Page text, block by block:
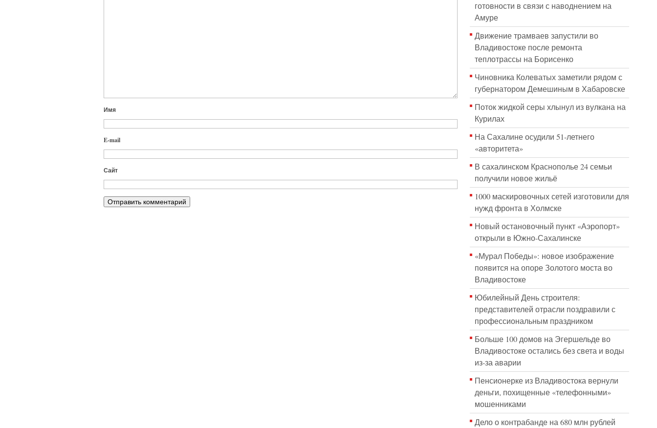
Имя
E-mail
Сайт
готовности в связи с наводнением на
Амуре
Движение трамваев запустили во
Владивостоке после ремонта
теплотрассы на Борисенко
Чиновника Колеватых заметили рядом с
губернатором Демешиным в Хабаровске
Поток жидкой серы хлынул из вулкана на
Курилах
На Сахалине осудили 51-летнего
«авторитета»
В сахалинском Краснополье 24 семьи
получили новое жильё
1000 маскировочных сетей изготовили для
нужд фронта в Холмске
Новый остановочный пункт «Аэропорт»
открыли в Южно-Сахалинске
«Мурал Победы»: новое изображение
появится на опоре Золотого моста во
Владивостоке
Юбилейный День строителя:
представителей отрасли поздравили с
профессиональным праздником
Больше 100 домов на Эгершельде во
Владивостоке остались без света и воды
из-за аварии
Пенсионерке из Владивостока вернули
деньги, похищенные «телефонными»
мошенниками
Дело о контрабанде на 680 млн рублей